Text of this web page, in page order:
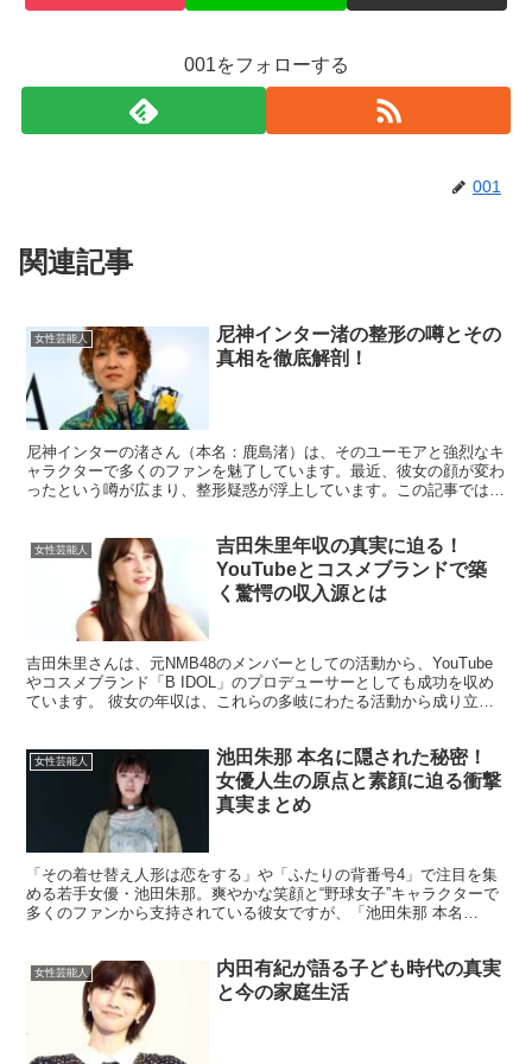
001をフォローする
001
関連記事
女性芸能人
尼神インター渚の整形の噂とその
真相を徹底解剖！
尼神インターの渚さん（本名：鹿島渚）は、そのユーモアと強烈なキ
ャラクターで多くのファンを魅了しています。最近、彼女の顔が変わ
ったという噂が広まり、整形疑惑が浮上しています。この記事では、
女性芸能人
吉田朱里年収の真実に迫る！
YouTubeとコスメブランドで築
く驚愕の収入源とは
吉田朱里さんは、元NMB48のメンバーとしての活動から、YouTube
やコスメブランド「B IDOL」のプロデューサーとしても成功を収め
ています。 彼女の年収は、これらの多岐にわたる活動から成り立っ
女性芸能人
池田朱那 本名に隠された秘密！
女優人生の原点と素顔に迫る衝撃
真実まとめ
「その着せ替え人形は恋をする」や「ふたりの背番号4」で注目を集
める若手女優・池田朱那。爽やかな笑顔と“野球女子”キャラクターで
多くのファンから支持されている彼女ですが、「池田朱那 本名
女性芸能人
内田有紀が語る子ども時代の真実
と今の家庭生活